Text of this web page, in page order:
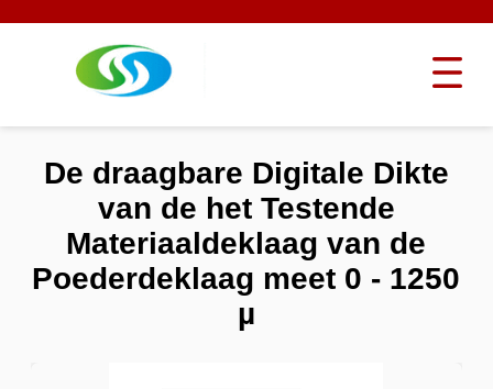
De draagbare Digitale Dikte
van de het Testende
Materiaaldeklaag van de
Poederdeklaag meet 0 - 1250
µ